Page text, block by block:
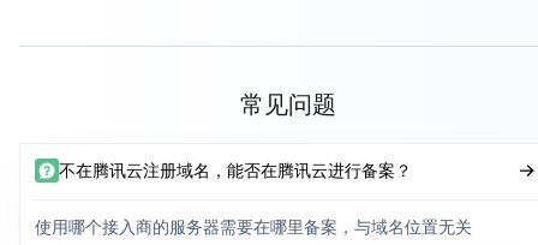
常见问题
不在腾讯云注册域名，能否在腾讯云进行备案？
使用哪个接入商的服务器需要在哪里备案，与域名位置无关